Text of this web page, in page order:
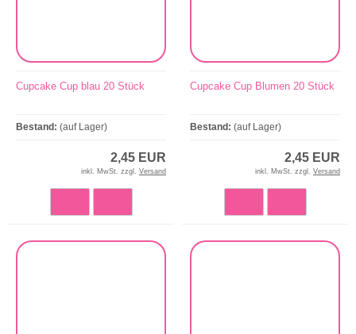
Cupcake Cup blau 20 Stück
Bestand: (auf Lager)
2,45 EUR
inkl. MwSt. zzgl. Versand
Cupcake Cup Blumen 20 Stück
Bestand: (auf Lager)
2,45 EUR
inkl. MwSt. zzgl. Versand